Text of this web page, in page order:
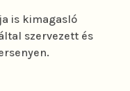
is kimagasló
szervezett és